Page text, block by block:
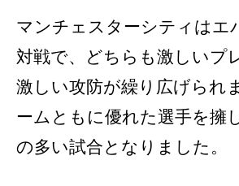
マンチェスターシティはエ
対戦で、どちらも激しいプ
激しい攻防が繰り広げられ
ームともに優れた選手を擁
の多い試合となりました。